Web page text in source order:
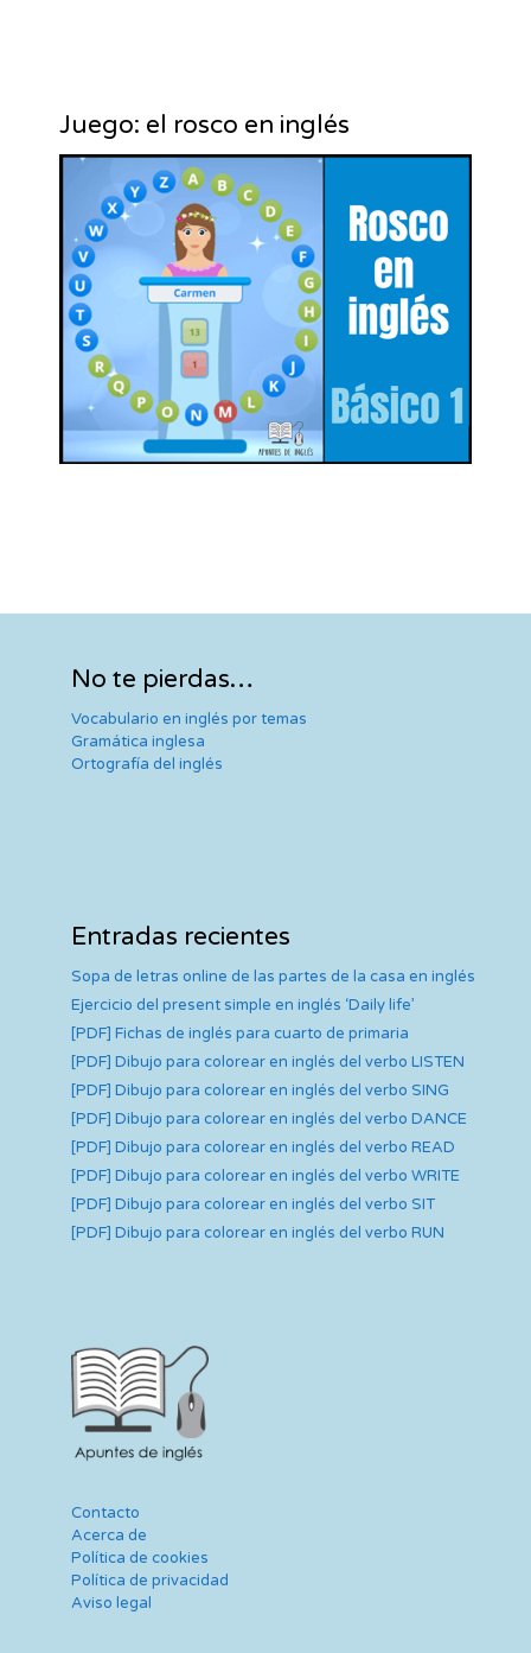
Juego: el rosco en inglés
No te pierdas…
Vocabulario en inglés por temas
Gramática inglesa
Ortografía del inglés
Entradas recientes
Sopa de letras online de las partes de la casa en inglés
Ejercicio del present simple en inglés ‘Daily life’
[PDF] Fichas de inglés para cuarto de primaria
[PDF] Dibujo para colorear en inglés del verbo LISTEN
[PDF] Dibujo para colorear en inglés del verbo SING
[PDF] Dibujo para colorear en inglés del verbo DANCE
[PDF] Dibujo para colorear en inglés del verbo READ
[PDF] Dibujo para colorear en inglés del verbo WRITE
[PDF] Dibujo para colorear en inglés del verbo SIT
[PDF] Dibujo para colorear en inglés del verbo RUN
Contacto
Acerca de
Política de cookies
Política de privacidad
Aviso legal